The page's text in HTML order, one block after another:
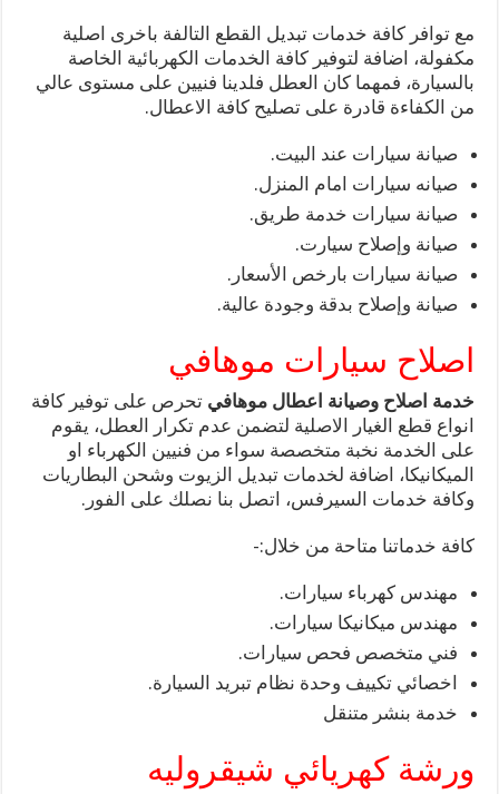
مع توافر كافة خدمات تبديل القطع التالفة باخرى اصلية
مكفولة، اضافة لتوفير كافة الخدمات الكهربائية الخاصة
بالسيارة، فمهما كان العطل فلدينا فنيين على مستوى عالي
من الكفاءة قادرة على تصليح كافة الاعطال.
صيانة سيارات عند البيت.
صيانه سيارات امام المنزل.
صيانة سيارات خدمة طريق.
صيانة وإصلاح سيارت.
صيانة سيارات بارخص الأسعار.
صيانة وإصلاح بدقة وجودة عالية.
اصلاح سيارات موهافي
خدمة اصلاح وصيانة اعطال موهافي تحرص على توفير كافة
انواع قطع الغيار الاصلية لتضمن عدم تكرار العطل، يقوم
على الخدمة نخبة متخصصة سواء من فنيين الكهرباء او
الميكانيكا، اضافة لخدمات تبديل الزيوت وشحن البطاريات
وكافة خدمات السيرفس، اتصل بنا نصلك على الفور.
كافة خدماتنا متاحة من خلال:-
مهندس كهرباء سيارات.
مهندس ميكانيكا سيارات.
فني متخصص فحص سيارات.
اخصائي تكييف وحدة نظام تبريد السيارة.
خدمة بنشر متنقل
ورشة كهريائي شيقروليه